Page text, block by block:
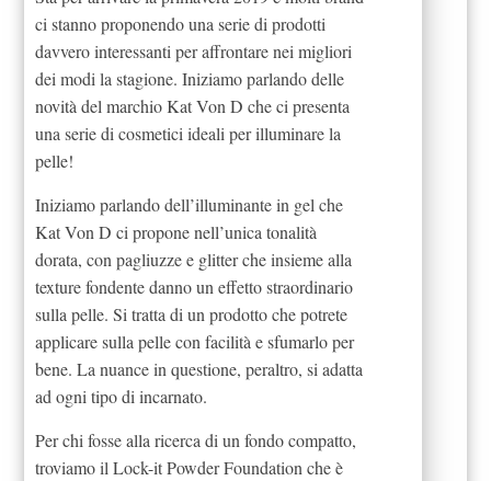
ci stanno proponendo una serie di prodotti
davvero interessanti per affrontare nei migliori
dei modi la stagione. Iniziamo parlando delle
novità del marchio Kat Von D che ci presenta
una serie di cosmetici ideali per illuminare la
pelle!
Iniziamo parlando dell’illuminante in gel che
Kat Von D ci propone nell’unica tonalità
dorata, con pagliuzze e glitter che insieme alla
texture fondente danno un effetto straordinario
sulla pelle. Si tratta di un prodotto che potrete
applicare sulla pelle con facilità e sfumarlo per
bene. La nuance in questione, peraltro, si adatta
ad ogni tipo di incarnato.
Per chi fosse alla ricerca di un fondo compatto,
troviamo il Lock-it Powder Foundation che è